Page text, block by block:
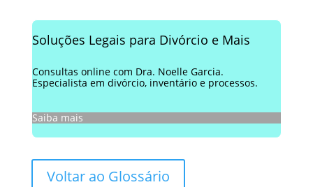
Soluções Legais para Divórcio e Mais
Consultas online com Dra. Noelle Garcia.
Especialista em divórcio, inventário e processos.
Saiba mais
Voltar ao Glossário